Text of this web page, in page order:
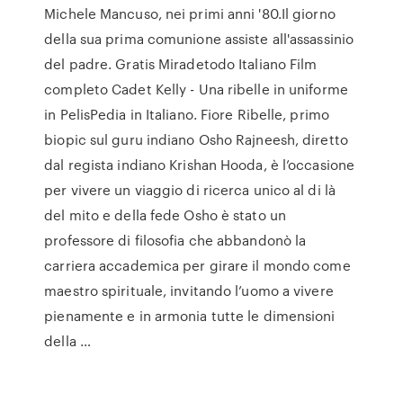
Michele Mancuso, nei primi anni '80.Il giorno
della sua prima comunione assiste all'assassinio
del padre. Gratis Miradetodo Italiano Film
completo Cadet Kelly - Una ribelle in uniforme
in PelisPedia in Italiano. Fiore Ribelle, primo
biopic sul guru indiano Osho Rajneesh, diretto
dal regista indiano Krishan Hooda, è l’occasione
per vivere un viaggio di ricerca unico al di là
del mito e della fede Osho è stato un
professore di filosofia che abbandonò la
carriera accademica per girare il mondo come
maestro spirituale, invitando l’uomo a vivere
pienamente e in armonia tutte le dimensioni
della …